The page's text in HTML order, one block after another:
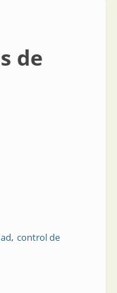
de
control de